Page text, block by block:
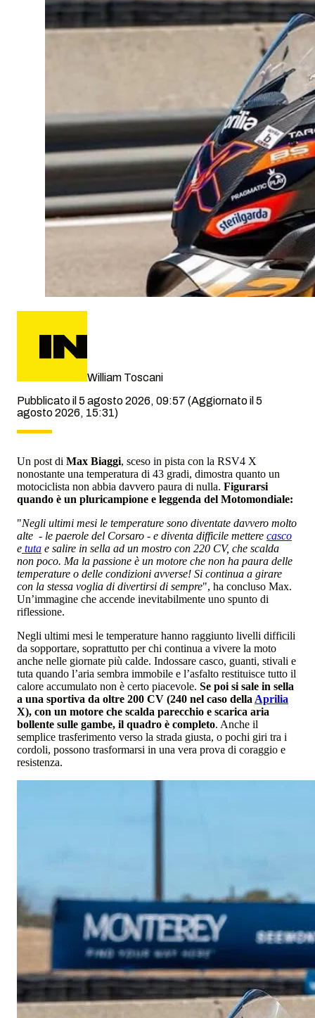
William Toscani
Pubblicato il 5 agosto 2026, 09:57 (Aggiornato il 5
agosto 2026, 15:31)
Un post di Max Biaggi, sceso in pista con la RSV4 X
nonostante una temperatura di 43 gradi, dimostra quanto un
motociclista non abbia davvero paura di nulla. Figurarsi
quando è un pluricampione e leggenda del Motomondiale:
"Negli ultimi mesi le temperature sono diventate davvero molto
alte - le paerole del Corsaro - e diventa difficile mettere casco
e tuta e salire in sella ad un mostro con 220 CV, che scalda
non poco. Ma la passione è un motore che non ha paura delle
temperature o delle condizioni avverse! Si continua a girare
con la stessa voglia di divertirsi di sempre", ha concluso Max.
Un’immagine che accende inevitabilmente uno spunto di
riflessione.
Negli ultimi mesi le temperature hanno raggiunto livelli difficili
da sopportare, soprattutto per chi continua a vivere la moto
anche nelle giornate più calde. Indossare casco, guanti, stivali e
tuta quando l’aria sembra immobile e l’asfalto restituisce tutto il
calore accumulato non è certo piacevole. Se poi si sale in sella
a una sportiva da oltre 200 CV (240 nel caso della Aprilia
X), con un motore che scalda parecchio e scarica aria
bollente sulle gambe, il quadro è completo. Anche il
semplice trasferimento verso la strada giusta, o pochi giri tra i
cordoli, possono trasformarsi in una vera prova di coraggio e
resistenza.